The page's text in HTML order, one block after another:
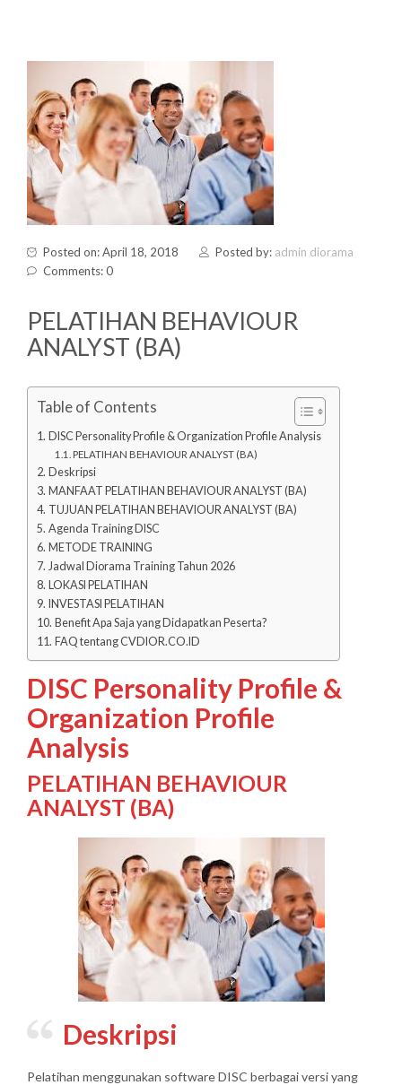
Posted on: April 18, 2018 Posted by: admin diorama
Comments: 0
PELATIHAN BEHAVIOUR
ANALYST (BA)
Table of Contents
DISC Personality Profile & Organization Profile Analysis
PELATIHAN BEHAVIOUR ANALYST (BA)
Deskripsi
MANFAAT PELATIHAN BEHAVIOUR ANALYST (BA)
TUJUAN PELATIHAN BEHAVIOUR ANALYST (BA)
Agenda Training DISC
METODE TRAINING
Jadwal Diorama Training Tahun 2026
LOKASI PELATIHAN
INVESTASI PELATIHAN
Benefit Apa Saja yang Didapatkan Peserta?
FAQ tentang CVDIOR.CO.ID
DISC Personality Profile &
Organization Profile
Analysis
PELATIHAN BEHAVIOUR
ANALYST (BA)
Deskripsi
Pelatihan menggunakan software DISC berbagai versi yang